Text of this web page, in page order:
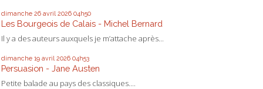
dimanche 26 avril 2026 04h50
Les Bourgeois de Calais - Michel Bernard
Il y a des auteurs auxquels je m’attache après...
dimanche 19 avril 2026 04h53
Persuasion - Jane Austen
Petite balade au pays des classiques....